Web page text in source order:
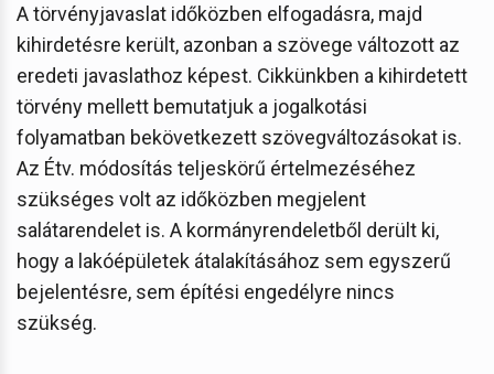
A törvényjavaslat időközben elfogadásra, majd
kihirdetésre került, azonban a szövege változott az
eredeti javaslathoz képest. Cikkünkben a kihirdetett
törvény mellett bemutatjuk a jogalkotási
folyamatban bekövetkezett szövegváltozásokat is.
Az Étv. módosítás teljeskörű értelmezéséhez
szükséges volt az időközben megjelent
salátarendelet is. A kormányrendeletből derült ki,
hogy a lakóépületek átalakításához sem egyszerű
bejelentésre, sem építési engedélyre nincs
szükség.